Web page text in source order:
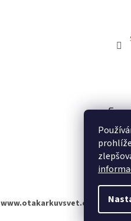
www.otakarkuvsvet.cz . Všechna